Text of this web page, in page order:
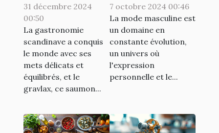
techniques de
gravlax avec
légumes racines
31 décembre 2024
00:50
La gastronomie
scandinave a conquis
le monde avec ses
mets délicats et
équilibrés, et le
gravlax, ce saumon...
redéfinissent
l'élégance
masculine
moderne
7 octobre 2024 00:46
La mode masculine est
un domaine en
constante évolution,
un univers où
l'expression
personnelle et le...